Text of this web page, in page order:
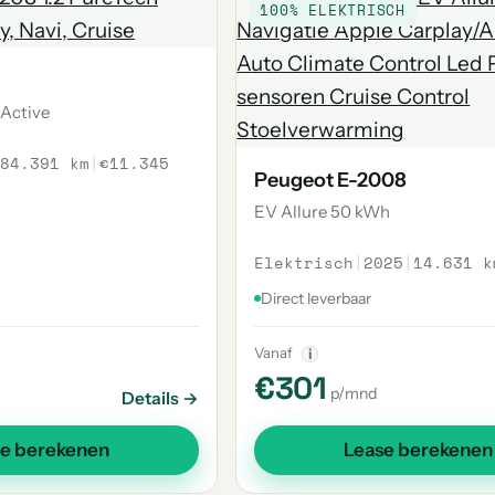
Active
84.391 km |€11.345
Details →
berekenen
100% ELEKTRISCH
Peugeot E-2008
EV Allure 50 kWh
Elektrisch | 2025 | 14.631
Direct leverbaar
Vanaf i
€301 p/mnd
Lease berekenen